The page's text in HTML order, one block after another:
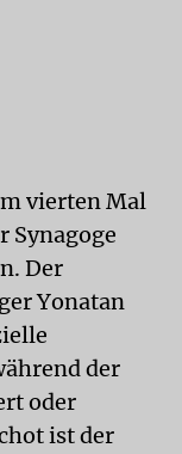
vierten Mal
Synagoge
Der
Yonatan
der
oder
ist der